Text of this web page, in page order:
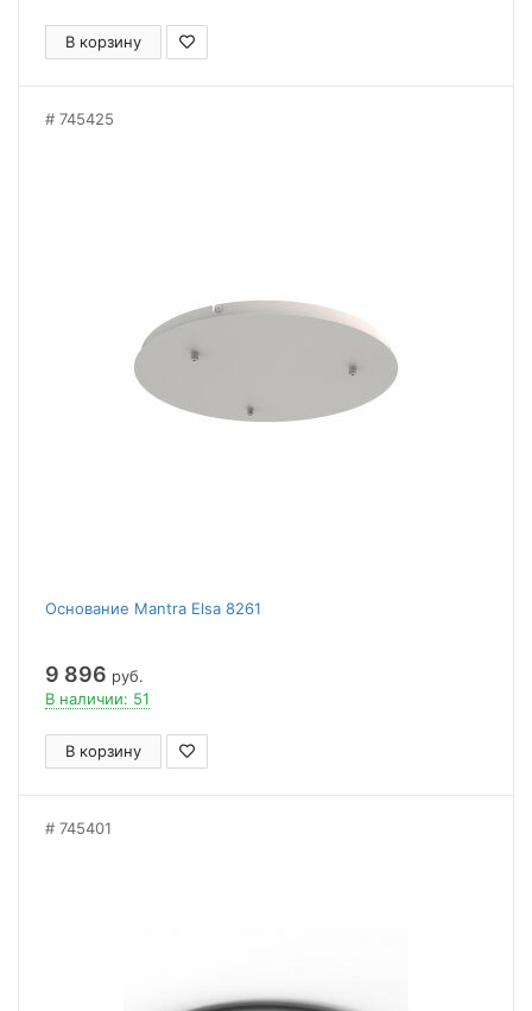
В корзину
745425
Основание Mantra Elsa 8261
9 896 руб.
В наличии: 51
В корзину
745401